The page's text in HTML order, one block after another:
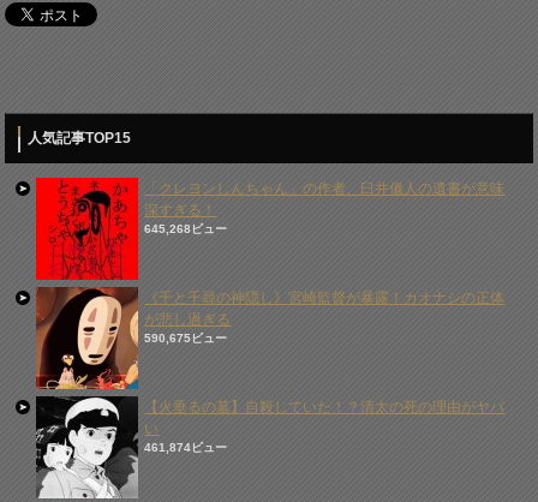
人気記事TOP15
「クレヨンしんちゃん」の作者、臼井儀人の遺書が意味
深すぎる！
645,268ビュー
《千と千尋の神隠し》宮崎監督が暴露！カオナシの正体
が悲し過ぎる
590,675ビュー
【火垂るの墓】自殺していた！？清太の死の理由がヤバ
い
461,874ビュー